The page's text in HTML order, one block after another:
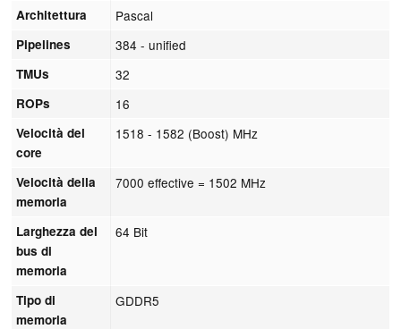
Architettura Pascal
Pipelines 384 - unified
TMUs 32
ROPs 16
Velocità del
core
1518 - 1582 (Boost) MHz
Velocità della
memoria
7000 effective = 1502 MHz
Larghezza del
bus di
memoria
64 Bit
Tipo di
memoria
GDDR5